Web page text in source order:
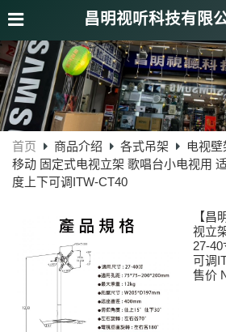
昌明视听科技有限
首页 商品介绍 各式吊架 电视壁
移动 固定式电视立架 歌唱台小电视用
度上下可调ITW-CT40
【昌
视立
27-
可调
售价